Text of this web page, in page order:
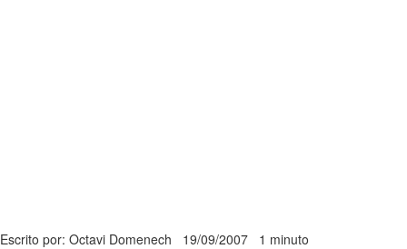
Escrito por: Octavi Domenech 19/09/2007 1 minuto